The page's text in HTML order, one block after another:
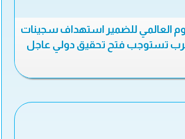
العالمي للضمير استهداف سجينات
تستوجب فتح تحقيق دولي عاجل